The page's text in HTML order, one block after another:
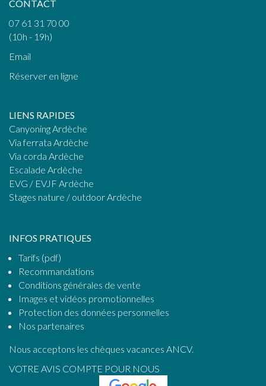
CONTACT
07 61 31 70 00
(10h - 19h)
Email
Réserver en ligne
LIENS RAPIDES
Canyoning Ardèche
Via ferrata Ardèche
Via corda Ardèche
Escalade Ardèche
EVG / EVJF Ardèche
Stages nature / outdoor Ardèche
INFOS PRATIQUES
Tarifs (pdf)
Recommandations
Conditions générales de vente
Images et vidéos promotionnelles
Protection des données personnelles
Nos partenaires
Nous acceptons les chèques vacances ANCV.
VOTRE AVIS COMPTE POUR NOUS